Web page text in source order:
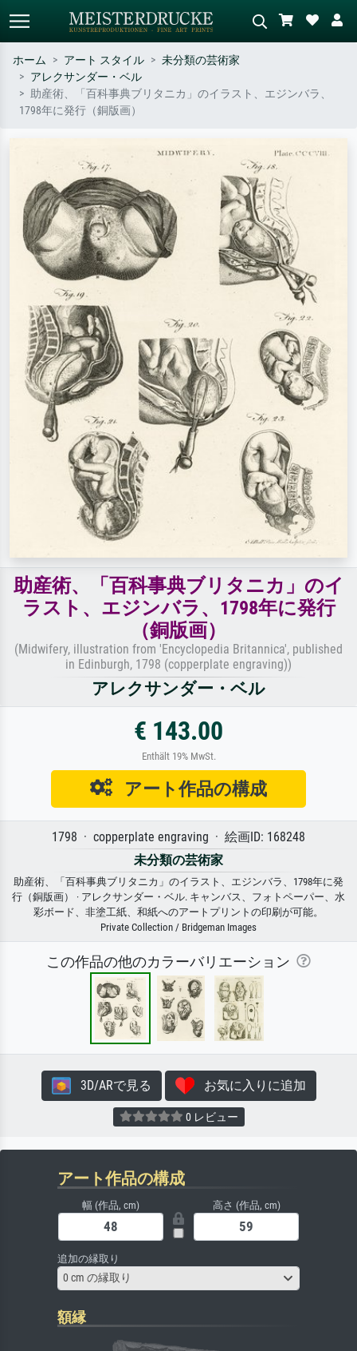
標準検索 AI画像検索
作家名・作品名・スタイルで検索
油絵、木のそばの立ち姿のヌー
ド。
ホーム アート スタイル
未分類の芸術家
アレクサンダー・ベル
助産術、「百科事典ブリタニカ」のイラスト、エジンバラ、
1798年に発行（銅版画）
助産術、「百科事典ブリタニカ」のイ
ラスト、エジンバラ、1798年に発行
（銅版画）
(Midwifery, illustration from 'Encyclopedia Britannica', published
in Edinburgh, 1798 (copperplate engraving))
アレクサンダー・ベル
€ 143.00
Enthält 19% MwSt.
アート作品の構成
1798 · copperplate engraving · 絵画ID: 168248
未分類の芸術家
助産術、「百科事典ブリタニカ」のイラスト、エジンバラ、1798年に発
行（銅版画） · アレクサンダー・ベル. キャンバス、フォトペーパー、水
彩ボード、非塗工紙、和紙へのアートプリントの印刷が可能。
Private Collection / Bridgeman Images
この作品の他のカラーバリエーション
3D/ARで見る お気に入りに追加
0 レビュー
アート作品の構成
幅 (作品, cm) 高さ (作品, cm)
追加の縁取り
0 cm の縁取り
額縁